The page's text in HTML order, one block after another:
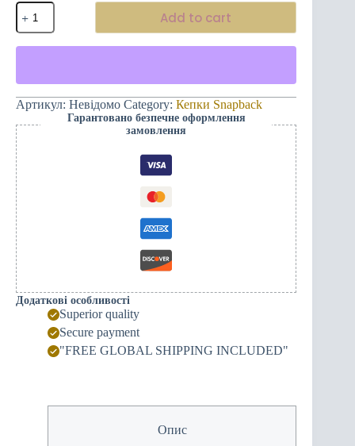
Приваблива
Cнапбачк
Кепка
-
(ягідно-
червона)
quantity
Add to cart
Артикул: Невідомо Category: Кепки Snapback
Гарантовано безпечне оформлення
замовлення
Додаткові особливості
Superior quality
Secure payment
"FREE GLOBAL SHIPPING INCLUDED"
Опис